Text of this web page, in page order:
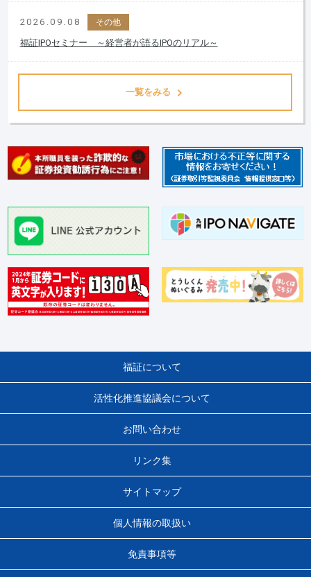
2026.09.08 その他
福証IPOセミナー ～経営者が語るIPOのリアル～
一覧をみる
福証について
活性化推進協議会について
お問い合わせ
リンク集
サイトマップ
個人情報の取扱い
免責事項等